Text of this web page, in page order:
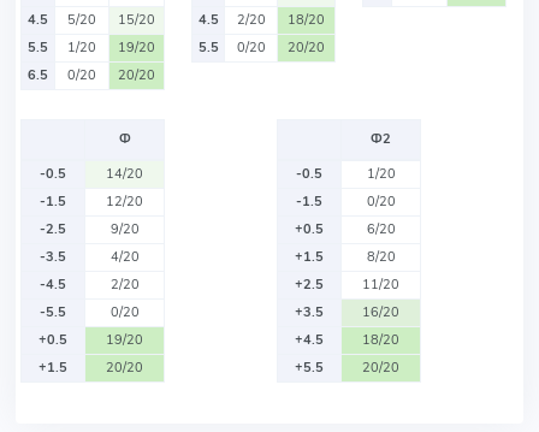
4.5
5/20
15/20
5.5
1/20
19/20
6.5
0/20 20/20
4.5
2/20
18/20
5.5
0/20 20/20
Ф
-0.5
14/20
-1.5
12/20
-2.5
9/20
-3.5
4/20
-4.5
2/20
-5.5
0/20
+0.5
19/20
+1.5
20/20
Ф2
-0.5
1/20
-1.5
0/20
+0.5
6/20
+1.5
8/20
+2.5
11/20
+3.5
16/20
+4.5
18/20
+5.5
20/20